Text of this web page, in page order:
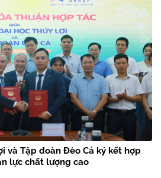
và Tập đoàn Đèo Cả ký kết hợp
lực chất lượng cao